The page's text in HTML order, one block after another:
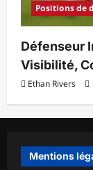
Positions de
Défenseur
Visibilité,
Ethan Rivers
Mentions